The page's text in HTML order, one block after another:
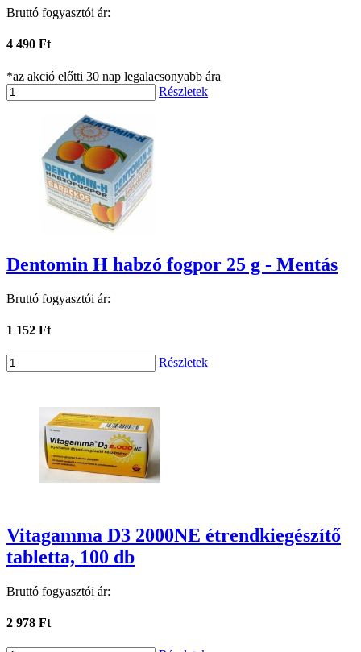
Bruttó fogyasztói ár:
4 490 Ft
*az akció előtti 30 nap legalacsonyabb ára
Részletek
Dentomin H habzó fogpor 25 g - Mentás
Bruttó fogyasztói ár:
1 152 Ft
Részletek
Vitagamma D3 2000NE étrendkiegészítő
tabletta, 100 db
Bruttó fogyasztói ár:
2 978 Ft